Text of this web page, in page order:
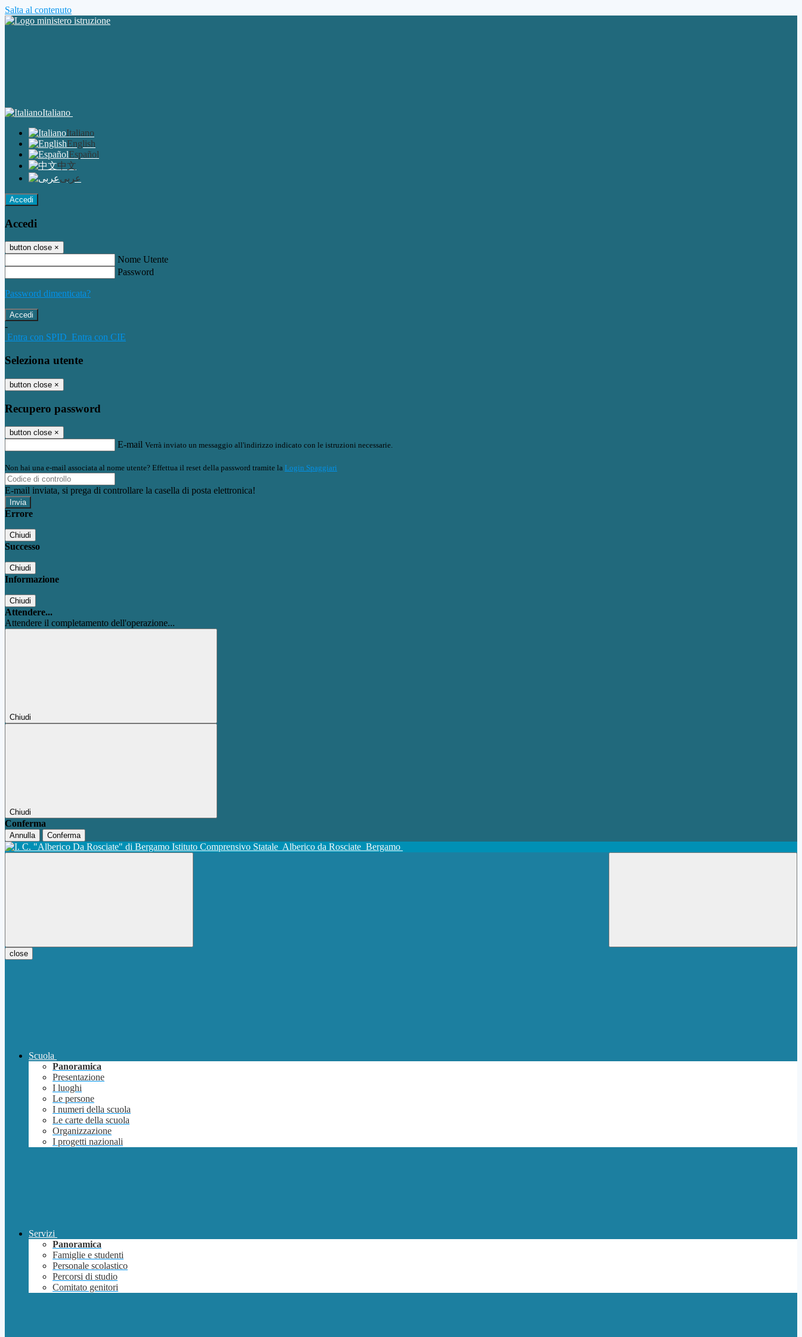
Salta al contenuto
Italiano
Italiano
English
Español
中文
عربى
Accedi
Accedi
button close ×
Nome Utente
Password
Password dimenticata?
-
Entra con SPID Entra con CIE
Seleziona utente
button close ×
Recupero password
button close ×
E-mail Verrà inviato un messaggio all'indirizzo indicato con le istruzioni necessarie.
Non hai una e-mail associata al nome utente? Effettua il reset della password tramite la Login Spaggiari
E-mail inviata, si prega di controllare la casella di posta elettronica!
Errore
Chiudi
Successo
Chiudi
Informazione
Chiudi
Attendere...
Attendere il completamento dell'operazione...
Chiudi
Chiudi
Conferma
Annulla Conferma
Istituto Comprensivo Statale Alberico da Rosciate Bergamo
close
Scuola
Panoramica
Presentazione
I luoghi
Le persone
I numeri della scuola
Le carte della scuola
Organizzazione
I progetti nazionali
Servizi
Panoramica
Famiglie e studenti
Personale scolastico
Percorsi di studio
Comitato genitori